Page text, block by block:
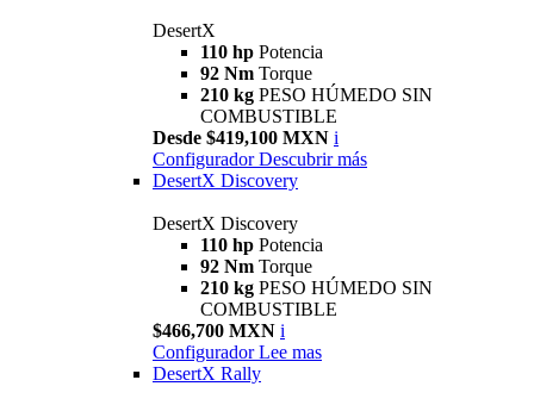
DesertX
110 hp Potencia
92 Nm Torque
210 kg PESO HÚMEDO SIN
COMBUSTIBLE
Desde $419,100 MXN i
Configurador Descubrir más
DesertX Discovery
DesertX Discovery
110 hp Potencia
92 Nm Torque
210 kg PESO HÚMEDO SIN
COMBUSTIBLE
$466,700 MXN i
Configurador Lee mas
DesertX Rally